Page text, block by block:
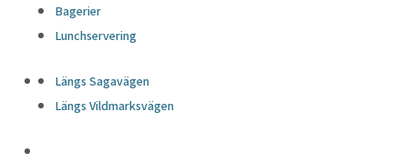
Bagerier
Lunchservering
Längs Sagavägen
Längs Vildmarksvägen